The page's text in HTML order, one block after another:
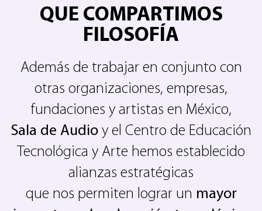
QUE COMPARTIMOS
FILOSOFÍA
Además de trabajar en conjunto con
otras organizaciones, empresas,
fundaciones y artistas en México,
Sala de Audio y el Centro de Educación
Tecnológica y Arte hemos establecido
alianzas estratégicas
que nos permiten lograr un mayor